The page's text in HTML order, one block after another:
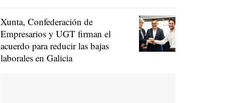
Xunta, Confederación de
Empresarios y UGT firman el
acuerdo para reducir las bajas
laborales en Galicia